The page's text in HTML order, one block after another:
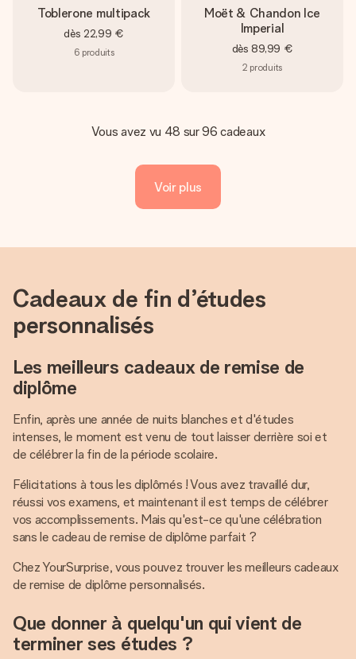
Toblerone multipack
dès 22,99 €
6 produits
Moët & Chandon Ice
Imperial
dès 89,99 €
2 produits
Vous avez vu 48 sur 96 cadeaux
Voir plus
Cadeaux de fin d’études
personnalisés
Les meilleurs cadeaux de remise de
diplôme
Enfin, après une année de nuits blanches et d'études
intenses, le moment est venu de tout laisser derrière soi et
de célébrer la fin de la période scolaire.
Félicitations à tous les diplômés ! Vous avez travaillé dur,
réussi vos examens, et maintenant il est temps de célébrer
vos accomplissements. Mais qu'est-ce qu'une célébration
sans le cadeau de remise de diplôme parfait ?
Chez YourSurprise, vous pouvez trouver les meilleurs cadeaux
de remise de diplôme personnalisés.
Que donner à quelqu'un qui vient de
terminer ses études ?